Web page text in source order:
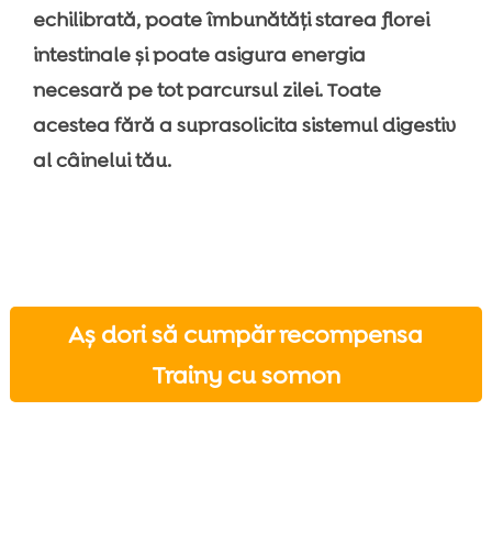
echilibrată, poate îmbunătăți starea florei
intestinale și poate asigura energia
necesară pe tot parcursul zilei. Toate
acestea fără a suprasolicita sistemul digestiv
al câinelui tău.
Aș dori să cumpăr recompensa
Trainy cu somon